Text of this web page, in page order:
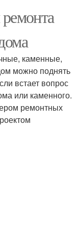
каменные,
можно поднять
встает вопрос
или каменного.
ремонтных